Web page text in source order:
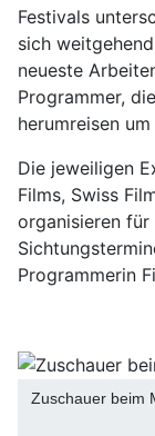
Festivals
sich
neueste
Programmer,
herumreisen
Die jeweiligen
Films, Swiss
organisieren
Programmerin
Zuschauer beim